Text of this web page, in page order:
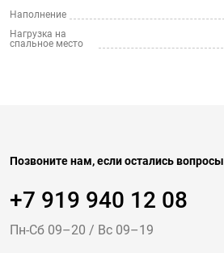
Наполнение
Нагрузка на
спальное место
Позвоните нам, если остались вопросы
+7 919 940 12 08
Пн-Cб 09–20 / Вс 09–19